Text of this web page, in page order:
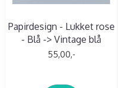
Papirdesign - Lukket rose
- Blå -> Vintage blå
55,00,-